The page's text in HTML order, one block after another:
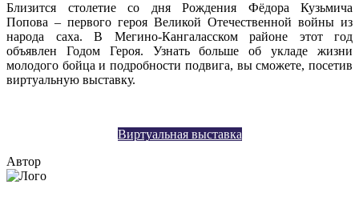
Близится столетие со дня Рождения Фёдора Кузьмича
Попова – первого героя Великой Отечественной войны из
народа саха. В Мегино-Кангаласском районе этот год
объявлен Годом Героя. Узнать больше об укладе жизни
молодого бойца и подробности подвига, вы сможете, посетив
виртуальную выставку.
Виртуальная выставка
Автор